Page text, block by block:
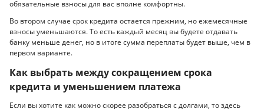
обязательные взносы для вас вполне комфортны.
Во втором случае срок кредита остается прежним, но ежемесячные
взносы уменьшаются. То есть каждый месяц вы будете отдавать
банку меньше денег, но в итоге сумма переплаты будет выше, чем в
первом варианте.
Как выбрать между сокращением срока
кредита и уменьшением платежа
Если вы хотите как можно скорее разобраться с долгами, то здесь